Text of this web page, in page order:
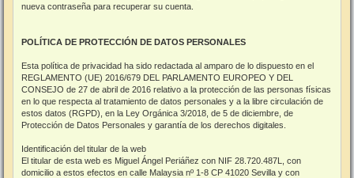
nueva contraseña para recuperar su cuenta.
POLÍTICA DE PROTECCIÓN DE DATOS PERSONALES
Esta política de privacidad ha sido redactada al amparo de lo dispuesto en el
REGLAMENTO (UE) 2016/679 DEL PARLAMENTO EUROPEO Y DEL
CONSEJO de 27 de abril de 2016 relativo a la protección de las personas físicas
en lo que respecta al tratamiento de datos personales y a la libre circulación de
estos datos (RGPD), en la Ley Orgánica 3/2018, de 5 de diciembre, de
Protección de Datos Personales y garantía de los derechos digitales.
Identificación del titular de la web
El titular de esta web es Miguel Ángel Periáñez con NIF 28.720.487L, con
domicilio a estos efectos en calle Malaysia nº 1-8 CP 41020 Sevilla y con